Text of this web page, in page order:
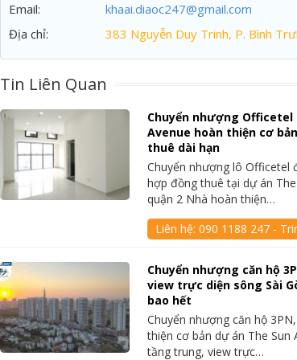
Email:
khaai.diaoc247@gmail.com
Địa chỉ:
383 Nguyễn Duy Trinh, P. Bình
Tin Liên Quan
Chuyển nhượng Officetel
Avenue hoàn thiện cơ
thuê dài hạn
Chuyển nhượng lô Officetel
hợp đồng thuê tại dự án
quận 2 Nhà hoàn thiện…
Liên hệ:090 1188 247 -
Chuyển nhượng căn hộ
view trực diện sông Sài
bao hết
Chuyển nhượng căn hộ
thiện cơ bản dự án The Sun
tầng trung, view trực…